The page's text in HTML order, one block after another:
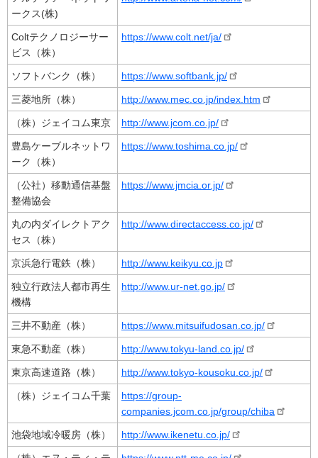
ークス(株)
Coltテクノロジーサー
ビス（株）
https://www.colt.net/ja/
ソフトバンク（株） https://www.softbank.jp/
三菱地所（株） http://www.mec.co.jp/index.htm
（株）ジェイコム東京 http://www.jcom.co.jp/
豊島ケーブルネットワ
ーク（株）
https://www.toshima.co.jp/
（公社）移動通信基盤
整備協会
https://www.jmcia.or.jp/
丸の内ダイレクトアク
セス（株）
http://www.directaccess.co.jp/
京浜急行電鉄（株） http://www.keikyu.co.jp
独立行政法人都市再生
機構
http://www.ur-net.go.jp/
三井不動産（株） https://www.mitsuifudosan.co.jp/
東急不動産（株） http://www.tokyu-land.co.jp/
東京高速道路（株） http://www.tokyo-kousoku.co.jp/
（株）ジェイコム千葉
https://group-
companies.jcom.co.jp/group/chiba
池袋地域冷暖房（株） http://www.ikenetu.co.jp/